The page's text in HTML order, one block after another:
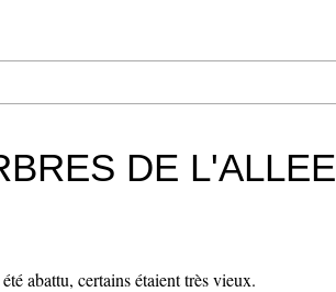
DE L'ALLEE
abattu, certains étaient très vieux.